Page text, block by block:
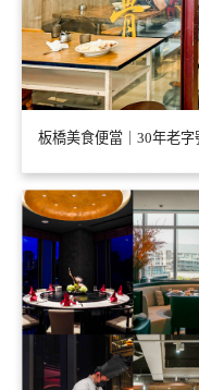
板橋美食便當｜30年老